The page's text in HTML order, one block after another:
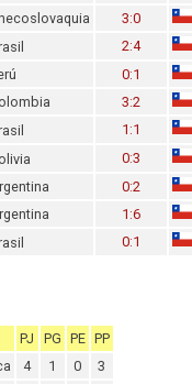
3:0
2:4
0:1
3:2
1:1
0:3
0:2
1:6
0:1
PJ PG PE PP
4 1 0
3